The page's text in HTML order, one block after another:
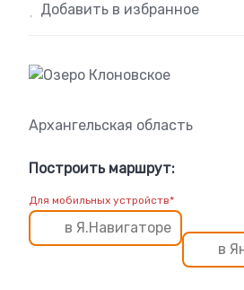
Добавить в избранное
Архангельская область
Построить маршрут:
Для мобильных устройств*
в Я.Навигаторе
в